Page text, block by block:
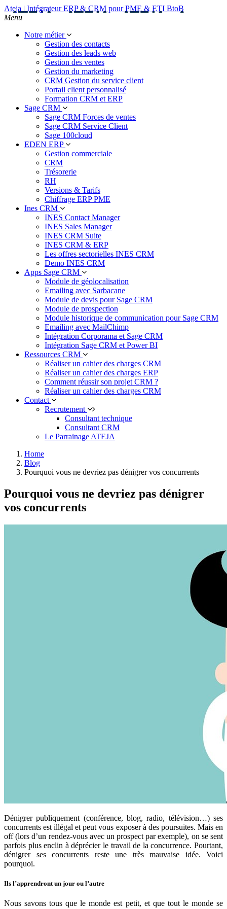
Ateja | Intégrateur ERP & CRM pour PME & ETI BtoB
Menu
Notre métier
Gestion des contacts
Gestion des leads web
Gestion des ventes
Gestion du marketing
CRM Gestion du service client
Portail client personnalisé
Formation CRM et ERP
Sage CRM
Sage CRM Forces de ventes
Sage CRM Service Client
Sage 100cloud
EDEN ERP
Gestion commerciale
CRM
Trésorerie
RH
Versions & Tarifs
Chiffrage ERP PME
Ines CRM
INES Contact Manager
INES Sales Manager
INES CRM Suite
INES CRM & ERP
Les offres sectorielles INES CRM
Demo INES CRM
Apps Sage CRM
Module de géolocalisation
Emailing avec Sarbacane
Module de devis pour Sage CRM
Module de prospection
Module historique de communication pour Sage CRM
Emailing avec MailChimp
Intégration Corporama et Sage CRM
Intégration Sage CRM et Power BI
Ressources CRM
Réaliser un cahier des charges CRM
Réaliser un cahier des charges ERP
Comment réussir son projet CRM ?
Réaliser un cahier des charges CRM
Contact
Recrutement
Consultant technique
Consultant CRM
Le Parrainage ATEJA
Home
Blog
Pourquoi vous ne devriez pas dénigrer vos concurrents
Pourquoi vous ne devriez pas dénigrer
vos concurrents
Dénigrer publiquement (conférence, blog, radio, télévision…) ses
concurrents est illégal et peut vous exposer à des poursuites. Mais en
off (lors d’un rendez-vous avec un prospect par exemple), on se sent
parfois plus enclin à déprécier le travail de la concurrence. Pourtant,
dénigrer ses concurrents reste une très mauvaise idée. Voici
pourquoi.
Ils l’apprendront un jour ou l’autre
Nous savons tous que le monde est petit, et que tout le monde se